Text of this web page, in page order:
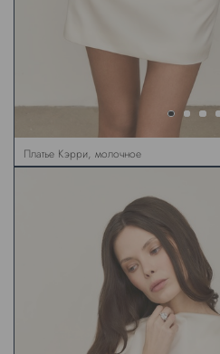
Платье Кэрри, молочное